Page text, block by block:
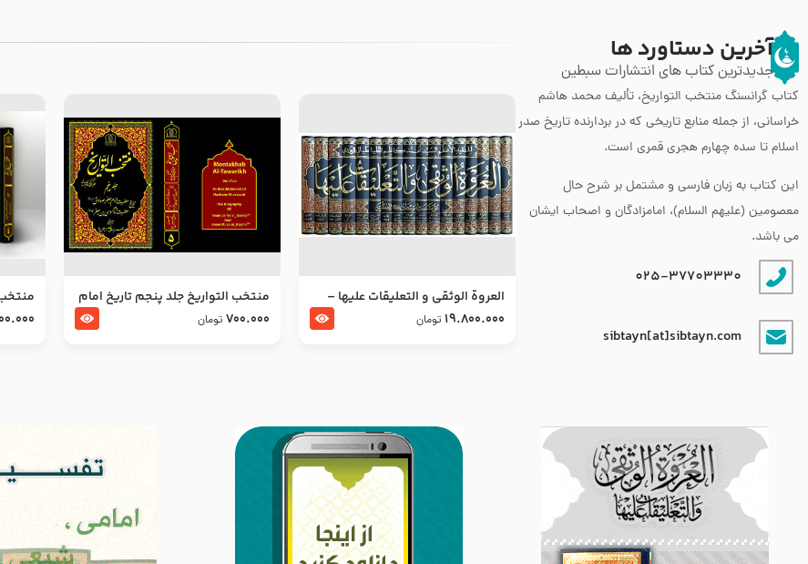
آخرین دستاورد ها
جدیدترین کتاب های انتشارات سبطین
کتاب گرانسنگ منتخب التواريخ، تألیف محمد هاشم
خراسانی، از جمله منابع تاریخی که در بردارنده تاریخ صدر
اسلام تا سده چهارم هجری قمری است.
این کتاب به زبان فارسی و مشتمل بر شرح حال
معصومین (علیهم السلام)، امامزادگان و اصحاب ایشان
می باشد.
025-37703330
sibtayn[at]sibtayn.com
العروة الوثقى و التعليقات عليها –
طرح جدید
19.800.000 تومان
منتخب التواریخ جلد پنجم تاریخ امام
جعفر صادق و امام موسی بن جعفر
700.000 تومان
منتخب
زین